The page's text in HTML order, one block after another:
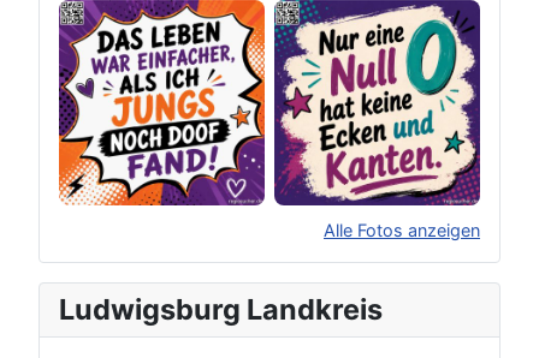
Alle Fotos anzeigen
Original herunterladen ×
Ludwigsburg Landkreis